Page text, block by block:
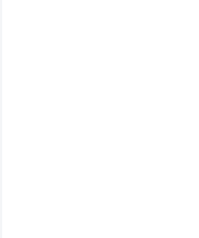
＿
乂
｀￣
r- '
,} ＿＿）_
／
/ ヽ メガテ
{ r-
､ |! o |＿__ /
,.-|!-